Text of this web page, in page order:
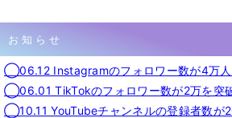
お知らせ
◯06.12 Instagramのフォロワー数が4万人
◯06.01 TikTokのフォロワー数が2万を突破
◯10.11 YouTubeチャンネルの登録者数が